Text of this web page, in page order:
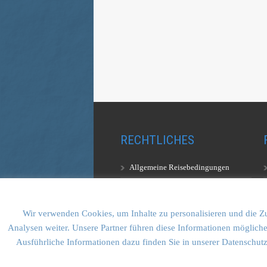
RECHTLICHES
Allgemeine Reisebedingungen
Datenschutzerklärung
Wir verwenden Cookies, um Inhalte zu personalisieren und die
Analysen weiter. Unsere Partner führen diese Informationen
Ausführliche Informationen dazu finden Sie in unserer